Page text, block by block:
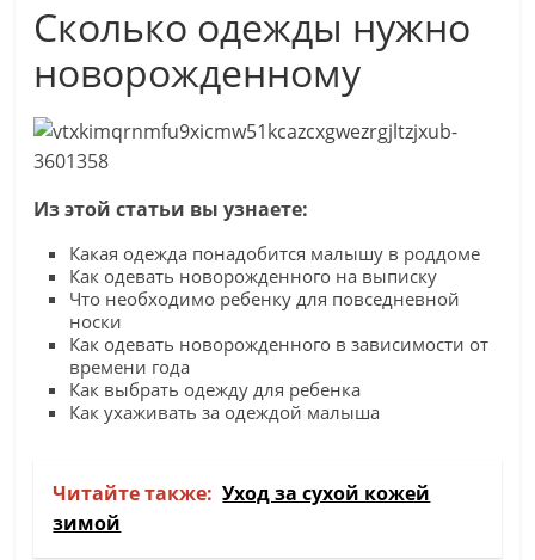
Сколько одежды нужно
новорожденному
Из этой статьи вы узнаете:
Какая одежда понадобится малышу в роддоме
Как одевать новорожденного на выписку
Что необходимо ребенку для повседневной
носки
Как одевать новорожденного в зависимости от
времени года
Как выбрать одежду для ребенка
Как ухаживать за одеждой малыша
Читайте также: Уход за сухой кожей
зимой